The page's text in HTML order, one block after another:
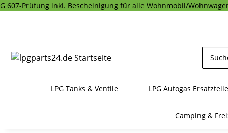
G 607-Prüfung inkl. Bescheinigung für alle Wohnmobil/
LPG Tanks & Ventile LPG Autogas Ersatzteile
Camping &